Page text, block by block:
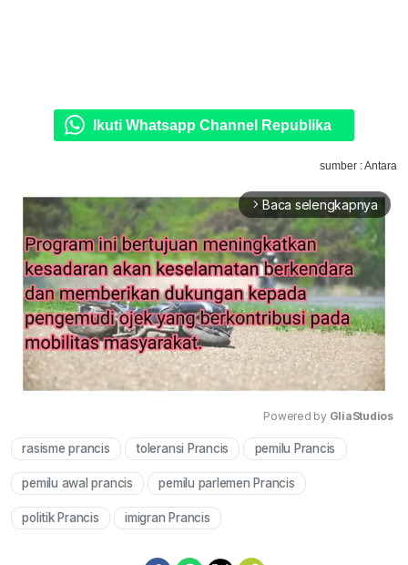
Ikuti Whatsapp Channel Republika
sumber : Antara
arrow_forward_ios Baca selengkapnya
Mute
Powered by GliaStudios
rasisme prancis toleransi Prancis pemilu Prancis
pemilu awal prancis pemilu parlemen Prancis
politik Prancis imigran Prancis